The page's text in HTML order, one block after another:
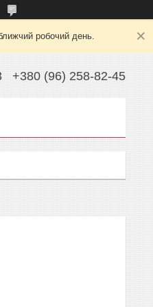
робочий день.
+380 (96) 258-82-45